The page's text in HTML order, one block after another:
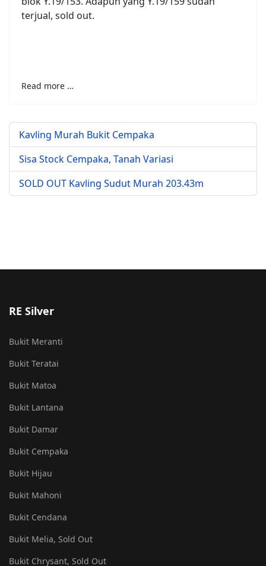
terjual, sold out.
Read more …
Kavling Murah Bukit Cempaka
Sisa Stock Cempaka, Tanah Variasi
SOLD OUT Kavling Sudut Murah 203.43m
RE Silver
Bukit Meranti
Bukit Teratai
Bukit Matoa
Bukit Lantana
Bukit Damar
Bukit Cempaka
Bukit Hijau
Bukit Mahoni
Bukit Cendana
Bukit Melia, Sold Out
Bukit Chrysant, Sold Out